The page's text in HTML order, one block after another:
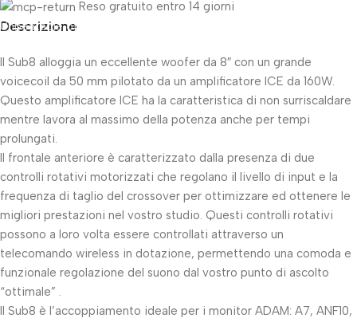
Reso gratuito entro 14 giorni
Unbeatable offers
Descrizione
Il Sub8 alloggia un eccellente woofer da 8″ con un grande
voicecoil da 50 mm pilotato da un amplificatore ICE da 160W.
Questo amplificatore ICE ha la caratteristica di non surriscaldare
mentre lavora al massimo della potenza anche per tempi
prolungati.
Il frontale anteriore è caratterizzato dalla presenza di due
controlli rotativi motorizzati che regolano il livello di input e la
frequenza di taglio del crossover per ottimizzare ed ottenere le
migliori prestazioni nel vostro studio. Questi controlli rotativi
possono a loro volta essere controllati attraverso un
telecomando wireless in dotazione, permettendo una comoda e
funzionale regolazione del suono dal vostro punto di ascolto
“ottimale” .
Il Sub8 è l’accoppiamento ideale per i monitor ADAM: A7, ANF10,